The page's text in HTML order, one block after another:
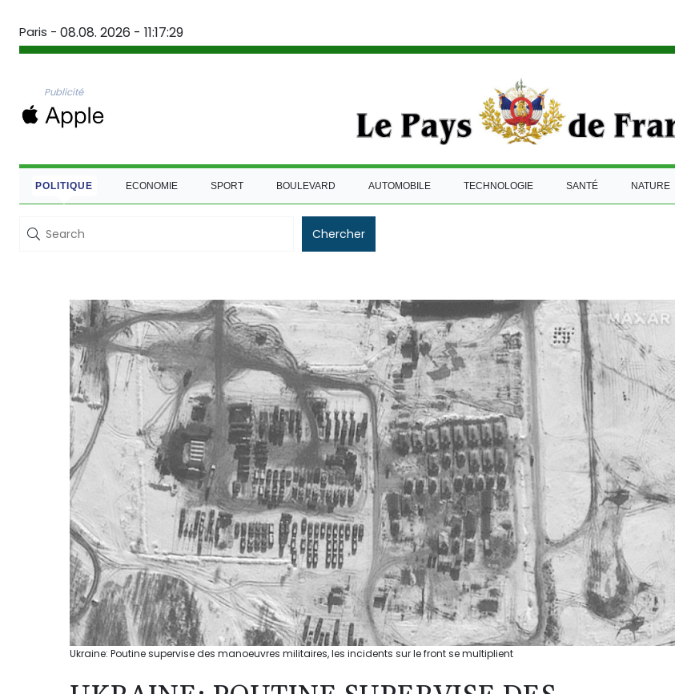
Paris - 08.08. 2026 - 11:17:30
Publicité
POLITIQUE ECONOMIE SPORT BOULEVARD AUTOMOBILE TECHNOLOGIE SANTÉ NATURE
Chercher
Ukraine: Poutine supervise des manoeuvres militaires, les incidents sur le front se multiplient